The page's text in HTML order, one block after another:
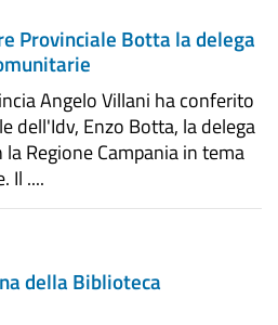
Provinciale Botta la delega
Angelo Villani ha conferito
dell'Idv, Enzo Botta, la delega
Regione Campania in tema
Il ....
della Biblioteca